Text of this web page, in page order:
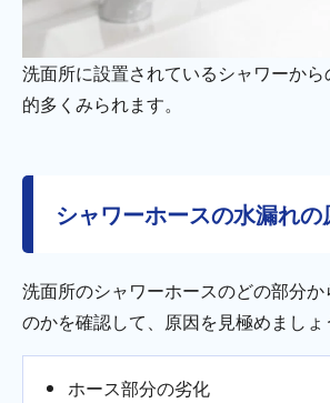
洗面所に設置されているシャワーか
的多くみられます。
シャワーホースの水漏れの
洗面所のシャワーホースのどの部分
のかを確認して、原因を見極めましょ
ホース部分の劣化